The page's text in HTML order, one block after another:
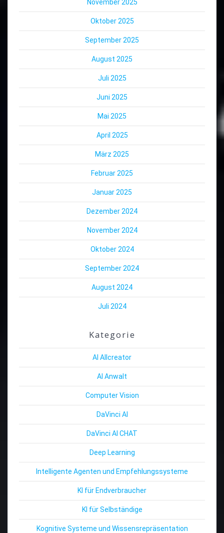
November 2025
Oktober 2025
September 2025
August 2025
Juli 2025
Juni 2025
Mai 2025
April 2025
März 2025
Februar 2025
Januar 2025
Dezember 2024
November 2024
Oktober 2024
September 2024
August 2024
Juli 2024
Kategorie
AI Allcreator
AI Anwalt
Computer Vision
DaVinci AI
DaVinci AI CHAT
Deep Learning
Intelligente Agenten und Empfehlungssysteme
KI für Endverbraucher
KI für Selbständige
Kognitive Systeme und Wissensrepräsentation